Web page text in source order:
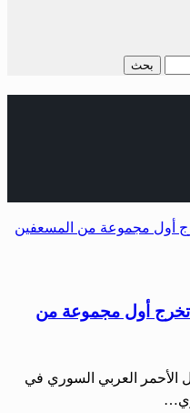
تخرج أول مجموعة من
الأحمر العربي السوري في